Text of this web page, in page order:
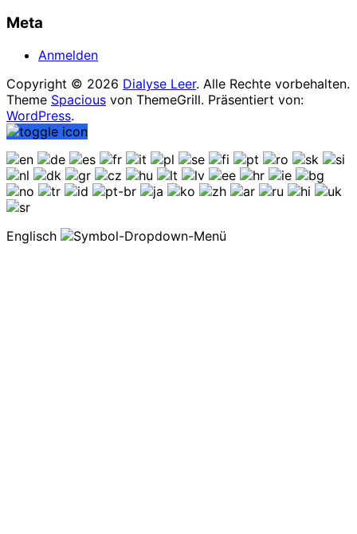
Meta
Anmelden
Copyright © 2026 Dialyse Leer. Alle Rechte vorbehalten.
Theme Spacious von ThemeGrill. Präsentiert von:
WordPress.
Englisch